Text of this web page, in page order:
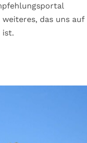
das uns auf
ist.